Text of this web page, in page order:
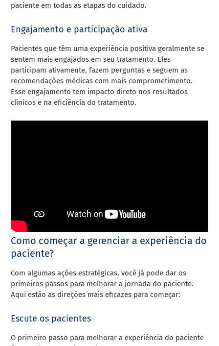
paciente em todas as etapas do cuidado.
Engajamento e participação ativa
Pacientes que têm uma experiência positiva geralmente se
sentem mais engajados em seu tratamento. Eles
participam ativamente, fazem perguntas e seguem as
recomendações médicas com mais comprometimento.
Esse engajamento tem impacto direto nos resultados
clínicos e na eficiência do tratamento.
Como começar a gerenciar a experiência do
paciente?
Com algumas ações estratégicas, você já pode dar os
primeiros passos para melhorar a jornada do paciente.
Aqui estão as direções mais eficazes para começar:
Escute os pacientes
O primeiro passo para melhorar a experiência do paciente